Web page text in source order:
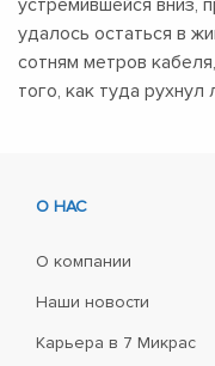
устремившейся вниз,
удалось остаться в
сотням метров
того, как туда
О НАС
О компании
Наши новости
Карьера в 7 Микрас